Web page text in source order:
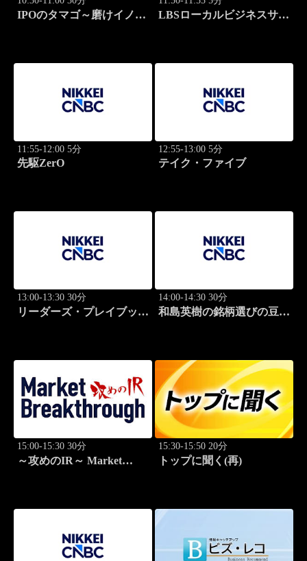
IPOのタマゴ～磨けイノベ
LBSローカルビジネスサテ
11:55-12:00 5分
先駆ZerO
12:55-13:00 5分
テイク・ファイブ
13:00-13:30 30分
リーダーズ・プレイブック
14:00-14:30 30分
和島英樹の銘柄選びの豆知
15:00-15:30 30分
～攻めのIR～ Market
15:30-15:50 20分
トップに聞く(再)